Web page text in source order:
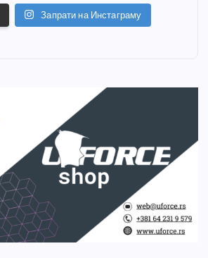
Запрати на Инстаграму